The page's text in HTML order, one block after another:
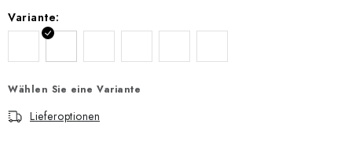
Variante:
Wählen Sie eine Variante
Lieferoptionen